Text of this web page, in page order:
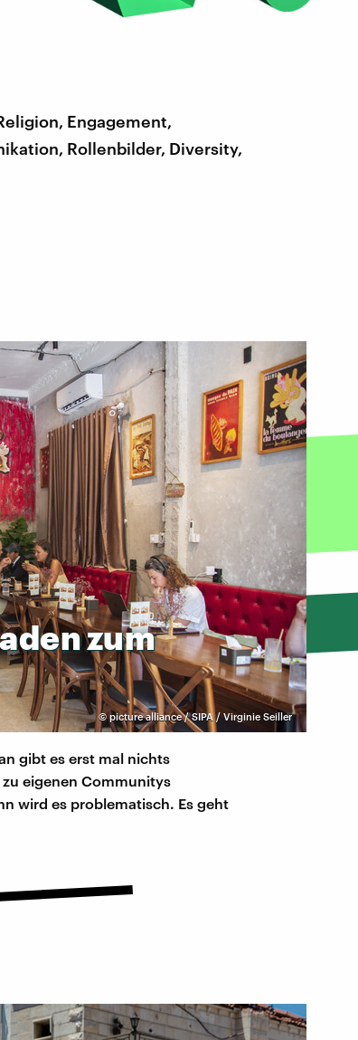
Engagement,
Rollenbilder, Diversity,
©picture alliance / SIPA / Virginie Seiller
zum
gibt es erst mal nichts
eigenen Communitys
wird es problematisch. Es geht